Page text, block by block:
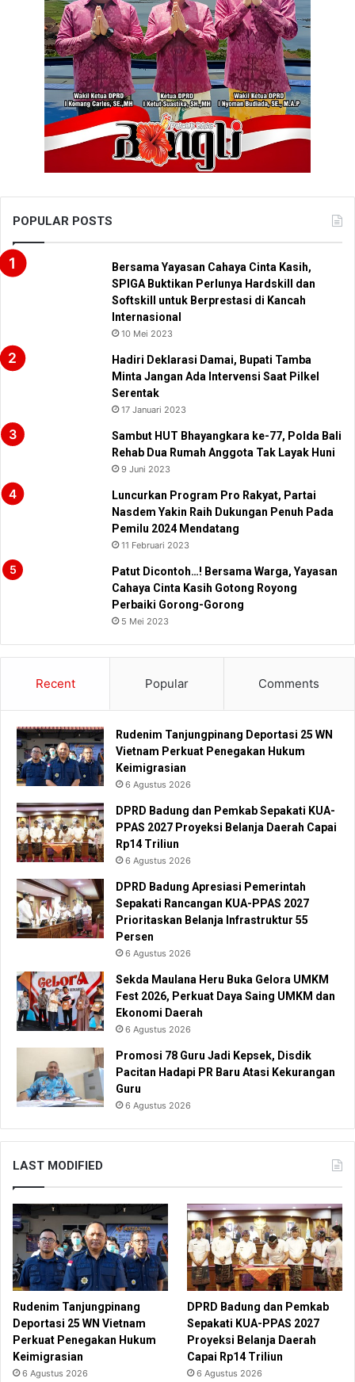
POPULAR POSTS
Bersama Yayasan Cahaya Cinta Kasih,
SPIGA Buktikan Perlunya Hardskill dan
Softskill untuk Berprestasi di Kancah
Internasional
10 Mei 2023
Hadiri Deklarasi Damai, Bupati Tamba
Minta Jangan Ada Intervensi Saat Pilkel
Serentak
17 Januari 2023
Sambut HUT Bhayangkara ke-77, Polda Bali
Rehab Dua Rumah Anggota Tak Layak Huni
9 Juni 2023
Luncurkan Program Pro Rakyat, Partai
Nasdem Yakin Raih Dukungan Penuh Pada
Pemilu 2024 Mendatang
11 Februari 2023
Patut Dicontoh…! Bersama Warga, Yayasan
Cahaya Cinta Kasih Gotong Royong
Perbaiki Gorong-Gorong
5 Mei 2023
Recent Popular Comments
Rudenim Tanjungpinang Deportasi 25 WN
Vietnam Perkuat Penegakan Hukum
Keimigrasian
6 Agustus 2026
DPRD Badung dan Pemkab Sepakati KUA-
PPAS 2027 Proyeksi Belanja Daerah Capai
Rp14 Triliun
6 Agustus 2026
DPRD Badung Apresiasi Pemerintah
Sepakati Rancangan KUA-PPAS 2027
Prioritaskan Belanja Infrastruktur 55
Persen
6 Agustus 2026
Sekda Maulana Heru Buka Gelora UMKM
Fest 2026, Perkuat Daya Saing UMKM dan
Ekonomi Daerah
6 Agustus 2026
Promosi 78 Guru Jadi Kepsek, Disdik
Pacitan Hadapi PR Baru Atasi Kekurangan
Guru
6 Agustus 2026
LAST MODIFIED
Rudenim Tanjungpinang
Deportasi 25 WN Vietnam
Perkuat Penegakan Hukum
Keimigrasian
6 Agustus 2026
DPRD Badung dan Pemkab
Sepakati KUA-PPAS 2027
Proyeksi Belanja Daerah
Capai Rp14 Triliun
6 Agustus 2026